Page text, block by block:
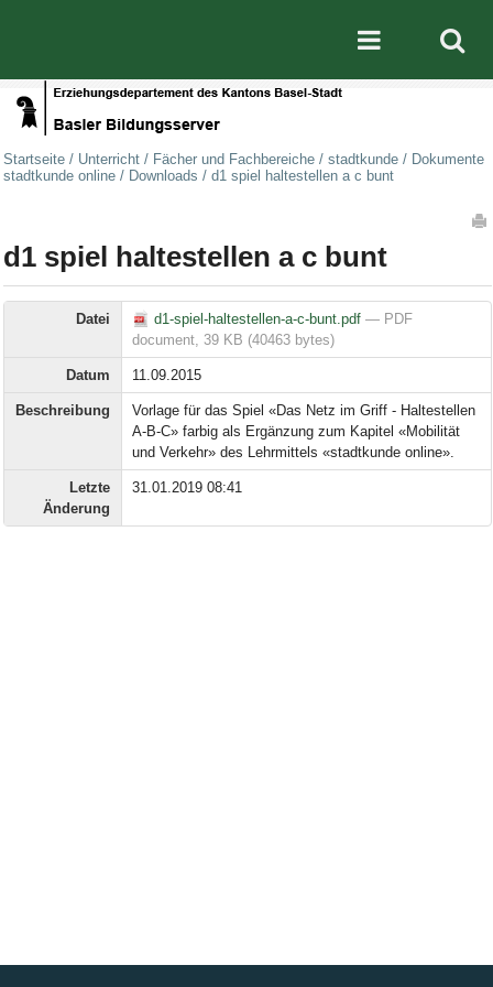
Mobile
Startseite / Unterricht / Fächer und Fachbereiche / stadtkunde / Dokumente
stadtkunde online / Downloads / d1 spiel haltestellen a c bunt
d1 spiel haltestellen a c bunt
Datei d1-spiel-haltestellen-a-c-bunt.pdf— PDF
document, 39 KB (40463 bytes)
Datum 11.09.2015
Beschreibung
Vorlage für das Spiel «Das Netz im Griff - Haltestellen
A-B-C» farbig als Ergänzung zum Kapitel «Mobilität
und Verkehr» des Lehrmittels «stadtkunde online».
Letzte
Änderung
31.01.2019 08:41